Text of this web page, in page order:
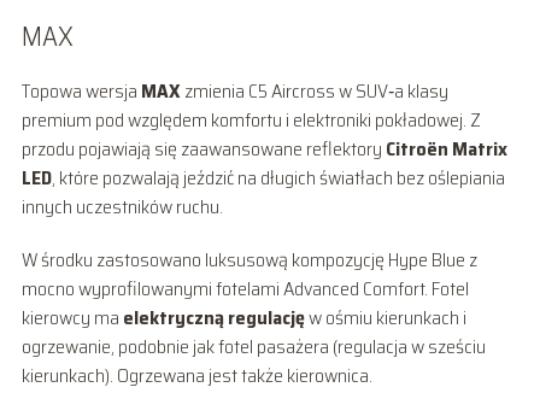
MAX
Topowa wersja MAXzmienia C5 Aircross w SUV‑a klasy
premium pod względem komfortu i elektroniki pokładowej. Z
przodu pojawiają się zaawansowane reflektory Citroën Matrix
LED, które pozwalają jeździć na długich światłach bez oślepiania
innych uczestników ruchu.
W środku zastosowano luksusową kompozycję Hype Blue z
mocno wyprofilowanymi fotelami Advanced Comfort. Fotel
kierowcy ma elektryczną regulacjęw ośmiu kierunkach i
ogrzewanie, podobnie jak fotel pasażera (regulacja w sześciu
kierunkach). Ogrzewana jest także kierownica.